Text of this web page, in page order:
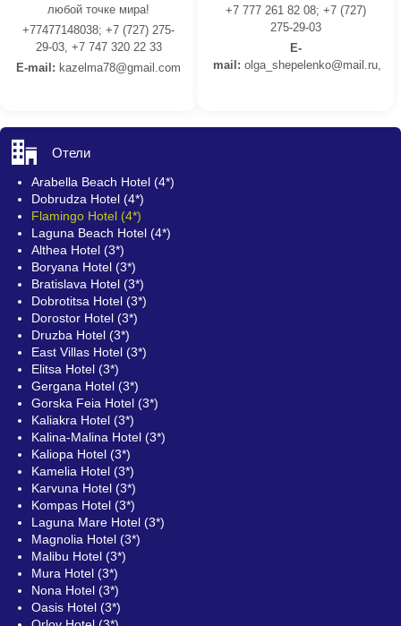
любой точке мира!
+77477148038; +7 (727) 275-
29-03, +7 747 320 22 33
E-mail: kazelma78@gmail.com
+7 777 261 82 08; +7 (727)
275-29-03
E-
mail: olga_shepelenko@mail.ru,
Отели
Arabella Beach Hotel (4*)
Dobrudza Hotel (4*)
Flamingo Hotel (4*)
Laguna Beach Hotel (4*)
Althea Hotel (3*)
Boryana Hotel (3*)
Bratislava Hotel (3*)
Dobrotitsa Hotel (3*)
Dorostor Hotel (3*)
Druzba Hotel (3*)
East Villas Hotel (3*)
Elitsa Hotel (3*)
Gergana Hotel (3*)
Gorska Feia Hotel (3*)
Kaliakra Hotel (3*)
Kalina-Malina Hotel (3*)
Kaliopa Hotel (3*)
Kamelia Hotel (3*)
Karvuna Hotel (3*)
Kompas Hotel (3*)
Laguna Mare Hotel (3*)
Magnolia Hotel (3*)
Malibu Hotel (3*)
Mura Hotel (3*)
Nona Hotel (3*)
Oasis Hotel (3*)